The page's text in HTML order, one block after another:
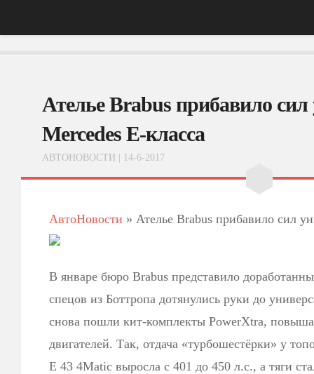
АвтоНовости
Тест-Драйв
ФотоОбзоры
ВидеоОбзоры
Ателье Brabus прибавило сил
Mercedes E-класса
АВТОНОВОСТИ | 14-6-2017
АвтоНовости » Ателье Brabus прибавило сил
В январе бюро Brabus представило
спецов из Боттропа дотянулись руки до
снова пошли кит-комплекты PowerXtra,
двигателей. Так, отдача «турбошестёрки» у
E 43 4Matic выросла с 401 до 450 л.с., а тяги